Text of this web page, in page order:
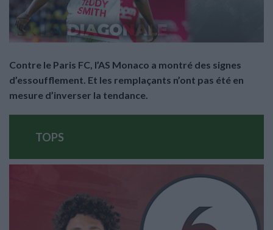
Contre le Paris FC, l’AS Monaco a montré des signes
d’essoufflement. Et les remplaçants n’ont pas été en
mesure d’inverser la tendance.
TOPS